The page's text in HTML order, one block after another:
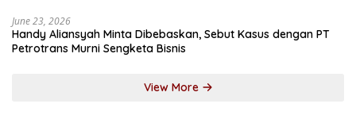
June 23, 2026
Handy Aliansyah Minta Dibebaskan, Sebut Kasus dengan PT
Petrotrans Murni Sengketa Bisnis
View More